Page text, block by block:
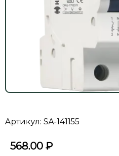
Артикул: SA-141155
568.00 ₽